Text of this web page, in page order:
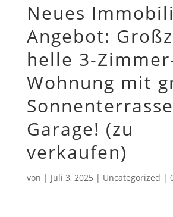
Neues
Angebot:
helle 3-
Wohnung mit
Garage! (zu
verkaufen)
von | Juli 3, 2025 | Uncategorized |